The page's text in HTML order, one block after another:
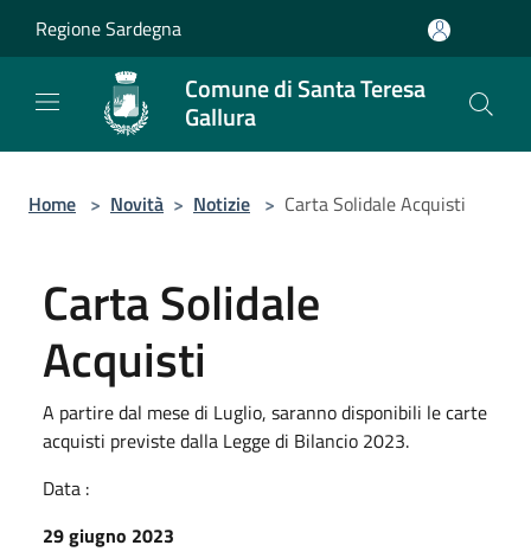
Regione Sardegna
Comune di Santa Teresa
Gallura
Home > Novità > Notizie > Carta Solidale Acquisti
Carta Solidale
Acquisti
A partire dal mese di Luglio, saranno disponibili le carte
acquisti previste dalla Legge di Bilancio 2023.
Data :
29 giugno 2023